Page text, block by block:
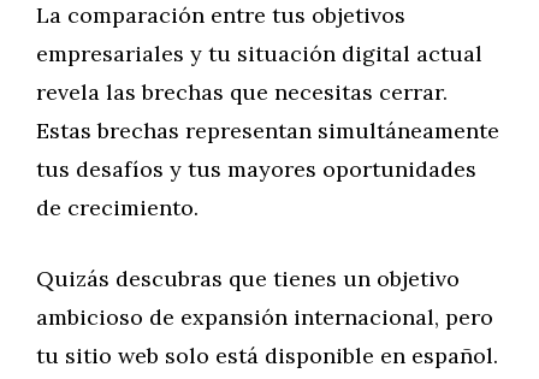
La comparación entre tus objetivos
empresariales y tu situación digital actual
revela las brechas que necesitas cerrar.
Estas brechas representan simultáneamente
tus desafíos y tus mayores oportunidades
de crecimiento.
Quizás descubras que tienes un objetivo
ambicioso de expansión internacional, pero
tu sitio web solo está disponible en español.